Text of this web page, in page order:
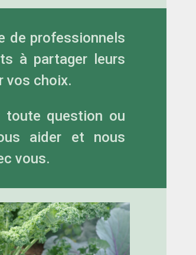
de professionnels
à partager leurs
vos choix.
toute question ou
aider et nous
vous.